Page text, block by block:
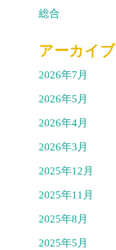
総合
アーカイブ
2026年7月
2026年5月
2026年4月
2026年3月
2025年12月
2025年11月
2025年8月
2025年5月